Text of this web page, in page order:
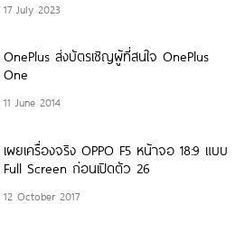
17 July 2023
OnePlus ส่งบัตรเชิญผู้ที่สนใจ OnePlus
One
11 June 2014
เผยเครื่องจริง OPPO F5 หน้าจอ 18:9 แบบ
Full Screen ก่อนเปิดตัว 26
12 October 2017